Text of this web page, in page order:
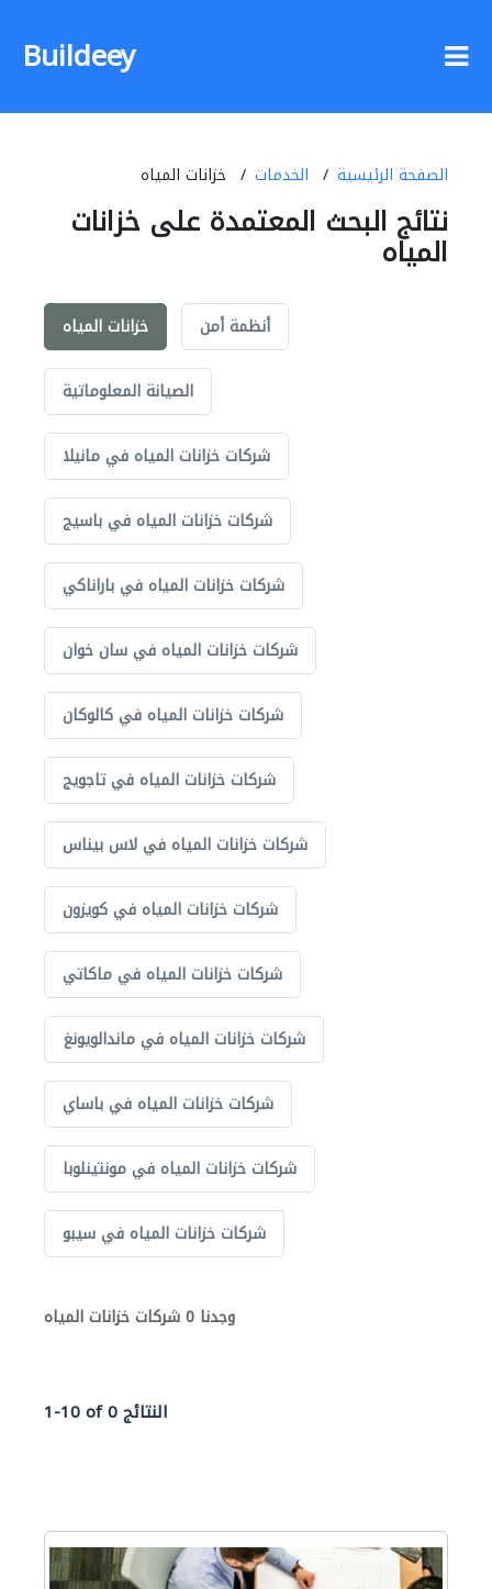
Buildeey
الصفحة الرئيسية الخدمات خزانات المياه
نتائج البحث المعتمدة على خزانات
المياه
خزانات المياه أنظمة أمن
الصيانة المعلوماتية
شركات خزانات المياه في مانيلا
شركات خزانات المياه في باسيج
شركات خزانات المياه في باراناكي
شركات خزانات المياه في سان خوان
شركات خزانات المياه في كالوكان
شركات خزانات المياه في تاجويج
شركات خزانات المياه في لاس بيناس
شركات خزانات المياه في كويزون
شركات خزانات المياه في ماكاتي
شركات خزانات المياه في ماندالويونغ
شركات خزانات المياه في باساي
شركات خزانات المياه في مونتينلوبا
شركات خزانات المياه في سيبو
وجدنا 0 شركات خزانات المياه
1-10 of 0 النتائج